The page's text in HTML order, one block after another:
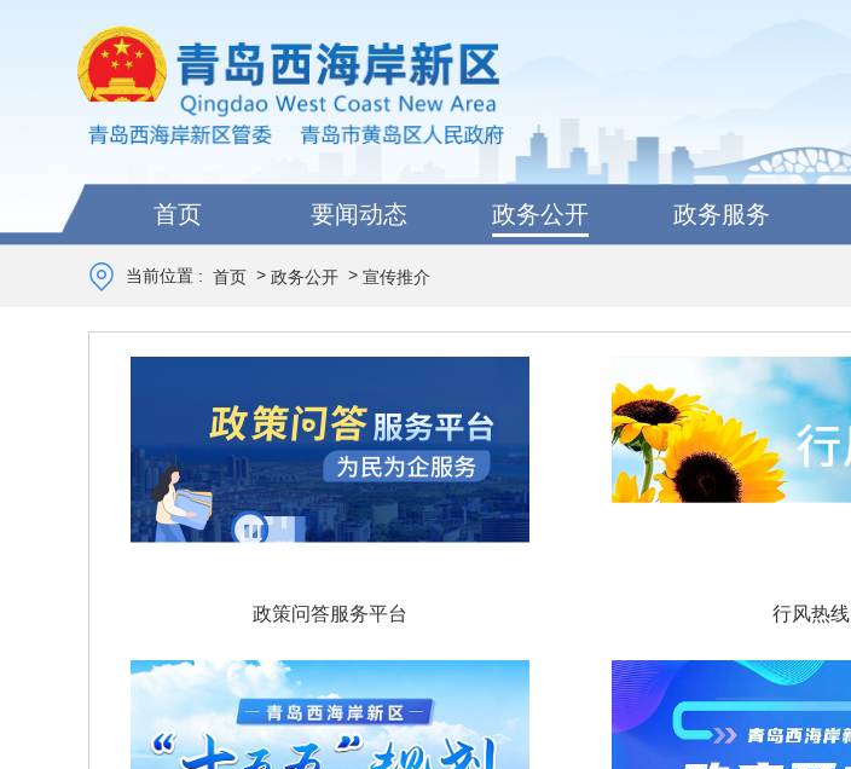
首页 要闻动态 政务公开 政务服务
当前位置 : 首页 > 政务公开 > 宣传推介
政策问答服务平台 行风热线